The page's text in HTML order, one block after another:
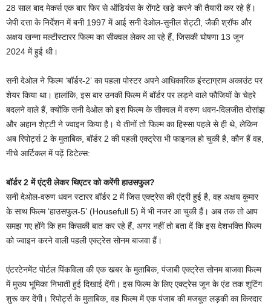
28 साल बाद मेकर्स एक बार फिर से ऑडियंस के रोंगटे खड़े करने की तैयारी कर रहे हैं।
जेपी दत्ता के निर्देशन में बनी 1997 में आई सनी देओल-सुनील शेट्टी, जैकी श्रॉफ और
अक्षय खन्ना मल्टीस्टारर फिल्म का सीक्वल लेकर आ रहे हैं, जिसकी घोषणा 13 जून
2024 में हुई थी।
सनी देओल ने फिल्म ‘बॉर्डर-2’ का पहला पोस्टर अपने आधिकारिक इंस्टाग्राम अकाउंट पर
शेयर किया था। हालांकि, इस बार उनकी फिल्म में बॉर्डर पर लड़ने वाले फौजियों के चेहरे
बदलने वाले हैं, क्योंकि सनी देओल को इस फिल्म के सीक्वल में वरुण धवन-दिलजीत दोसांझ
और अहान शेट्टी ने ज्वाइन किया है। ये तीनों तो फिल्म का हिस्सा पहले से ही थे, लेकिन
अब रिपोर्ट्स 2 के मुताबिक, बॉर्डर 2 की पहली एक्ट्रेस भी फाइनल हो चुकी है, कौन हैं वह,
नीचे आर्टिकल में पढ़ें डिटेल्स:
बॉर्डर 2 में एंट्री लेकर थिएटर को करेंगी हाउसफुल?
सनी देओल-वरुण धवन स्टारर बॉर्डर 2 में जिस एक्ट्रेस की एंट्री हुई है, वह अक्षय कुमार
के साथ फिल्म ‘हाउसफुल-5’ (Housefull 5) में भी नजर आ चुकी हैं। अब तक तो आप
समझ गए होंगे कि हम किसकी बात कर रहे हैं, अगर नहीं तो बता दें कि इस देशभक्ति फिल्म
को ज्वाइन करने वाली पहली एक्ट्रेस सोनम बाजवा हैं।
एंटरटेनमेंट पोर्टल पिंकविला की एक खबर के मुताबिक, पंजाबी एक्ट्रेस सोनम बाजवा फिल्म
में मुख्य भूमिका निभाती हुई दिखाई देंगी। इस फिल्म के लिए एक्ट्रेस जून के एंड तक शूटिंग
शुरू कर देंगी। रिपोर्ट्स के मुताबिक, वह फिल्म में एक पंजाब की मजबूत लड़की का किरदार